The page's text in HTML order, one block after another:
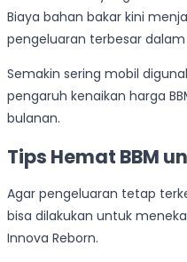
Biaya bahan bakar kini
pengeluaran terbesar
Semakin sering mobil
pengaruh kenaikan harga
bulanan.
Tips Hemat BBM
Agar pengeluaran tetap
bisa dilakukan untuk
Innova Reborn.